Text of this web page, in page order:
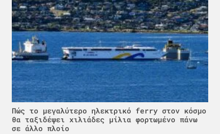
Πώς το μεγαλύτερο ηλεκτρικό ferry στον κόσμο
θα ταξιδέψει χιλιάδες μίλια φορτωμένο πάνω
σε άλλο πλοίο